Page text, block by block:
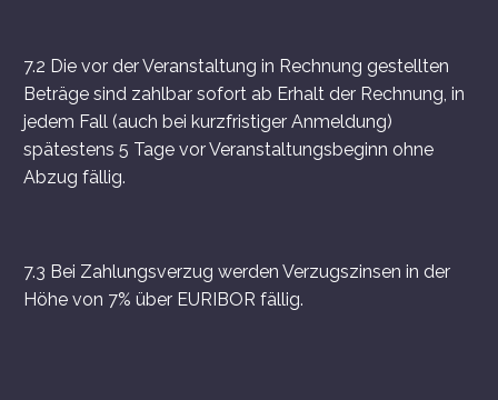
7.2 Die vor der Veranstaltung in Rechnung gestellten
Beträge sind zahlbar sofort ab Erhalt der Rechnung, in
jedem Fall (auch bei kurzfristiger Anmeldung)
spätestens 5 Tage vor Veranstaltungsbeginn ohne
Abzug fällig.
7.3 Bei Zahlungsverzug werden Verzugszinsen in der
Höhe von 7% über EURIBOR fällig.